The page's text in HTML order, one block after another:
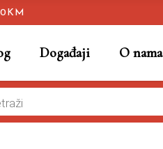
Događaji O nama
se drugima